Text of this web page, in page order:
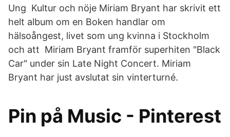
Ung Kultur och nöje Miriam Bryant har skrivit ett
helt album om en Boken handlar om
hälsoångest, livet som ung kvinna i Stockholm
och att Miriam Bryant framför superhiten "Black
Car" under sin Late Night Concert. Miriam
Bryant har just avslutat sin vinterturné.
Pin på Music - Pinterest